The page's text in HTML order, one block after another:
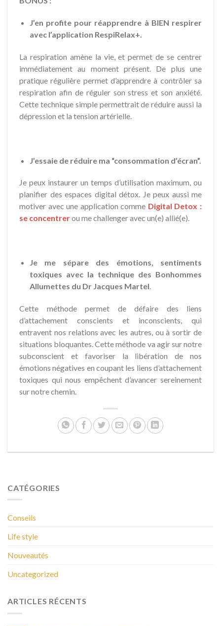
J’en profite pour réapprendre à BIEN respirer
avec l’application RespiRelax+.
La respiration amène la vie, et permet de se centrer
immédiatement au moment présent. De plus une
pratique régulière permet d’apprendre à contrôler sa
respiration afin de réguler son stress et son anxiété.
Cette technique simple permettrait de réduire aussi la
dépression et la tension artérielle.
J’essaie de réduire ma “consommation d’écran”.
Je peux instaurer un temps d’utilisation maximum, ou
planifier des espaces digital détox. Je peux aussi me
motiver avec une application comme Digital Detox :
se concentrerou me challenger avec un(e) allié(e).
Je me sépare des émotions, sentiments
toxiques avec la technique des Bonhommes
Allumettes du Dr Jacques Martel.
Cette méthode permet de défaire des liens
d’attachement conscients et inconscients, qui
entravent nos relations avec les autres, ou à sortir de
situations bloquantes. Cette méthode va agir sur notre
subconscient et favoriser la libération de nos
émotions négatives en coupant les liens d’attachement
toxiques qui nous empêchent d’avancer sereinement
sur notre chemin.
CATÉGORIES
Conseils
Life style
Nouveautés
Uncategorized
ARTICLES RÉCENTS